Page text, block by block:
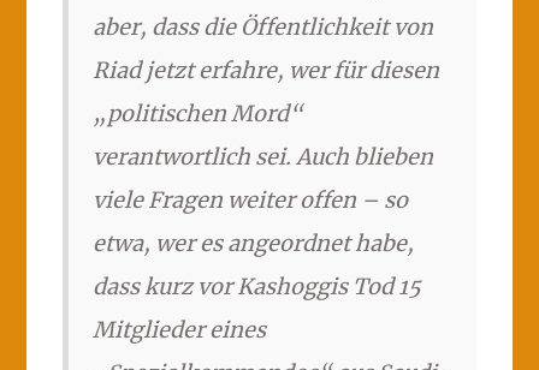
aber, dass die Öffentlichkeit von
Riad jetzt erfahre, wer für diesen
„politischen Mord“
verantwortlich sei. Auch blieben
viele Fragen weiter offen – so
etwa, wer es angeordnet habe,
dass kurz vor Kashoggis Tod 15
Mitglieder eines